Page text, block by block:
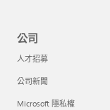
公司
人才招募
公司新聞
Microsoft 隱私權